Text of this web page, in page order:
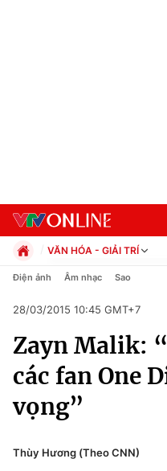
Chuyên mục
Chính trị
Xã hội
Pháp luật
VĂN HÓA - GIẢI TRÍ
Chính trị
Pháp luật
Kinh tế
Thể thao
Truyền hình
Văn hóa - Giải trí
Y tế
Công nghệ
Điện ảnh Âm nhạc Sao
28/03/2015 10:45 GMT+7
Zayn Malik:
các fan One
vọng”
Thùy Hương (Theo CNN)